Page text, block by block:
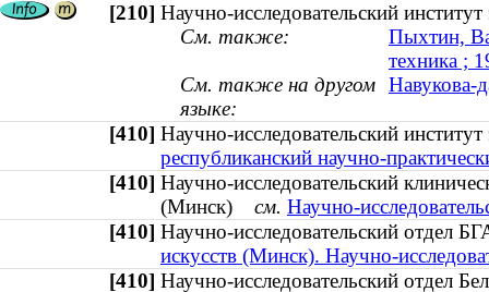
[210] Научно-исследовательский
См. также:
Пыхтин,
техника ;
См. также на другом
языке:
Навукова-
[410] Научно-исследовательский
республиканский научно-
[410] Научно-исследовательский
(Минск) см. Научно-
[410] Научно-исследовательский
искусств (Минск). Научно-
[410] Научно-исследовательский отдел